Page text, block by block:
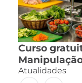
Curso
Atualidades